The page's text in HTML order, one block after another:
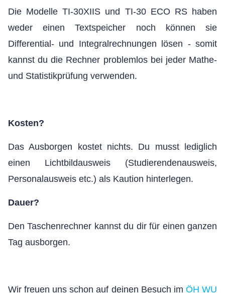
Die Modelle TI-30XIIS und TI-30 ECO RS haben
weder einen Textspeicher noch können sie
Differential- und Integralrechnungen lösen - somit
kannst du die Rechner problemlos bei jeder Mathe-
und Statistikprüfung verwenden.
Kosten?
Das Ausborgen kostet nichts. Du musst lediglich
einen Lichtbildausweis (Studierendenausweis,
Personalausweis etc.) als Kaution hinterlegen.
Dauer?
Den Taschenrechner kannst du dir für einen ganzen
Tag ausborgen.
Wir freuen uns schon auf deinen Besuch im ÖH WU